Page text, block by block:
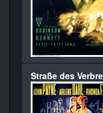
Straße des